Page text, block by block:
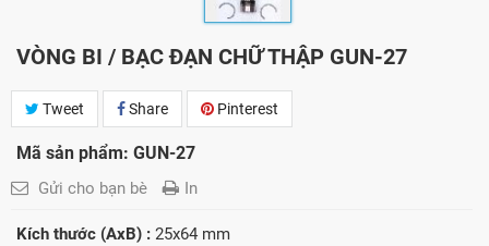
VÒNG BI / BẠC ĐẠN CHỮ THẬP GUN-27
Tweet Share Pinterest
Mã sản phẩm: GUN-27
Gửi cho bạn bè In
Kích thước (AxB) : 25x64 mm